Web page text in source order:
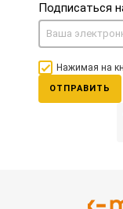
Подписаться
Нажимая на
ОТПРАВИТЬ